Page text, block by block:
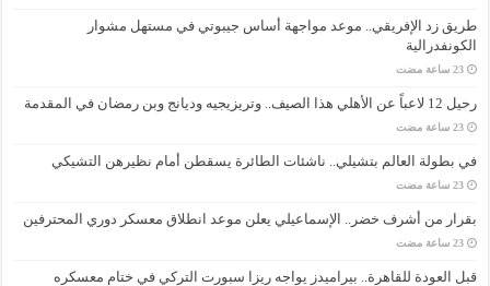
طريق زد الإفريقي.. موعد مواجهة أساس جيبوتي في مستهل مشوار
الكونفدرالية
‏23 ساعة مضت
رحيل 12 لاعباً عن الأهلي هذا الصيف.. وتريزيجيه وديانج وبن رمضان في المقدمة
‏23 ساعة مضت
في بطولة العالم بتشيلي.. ناشئات الطائرة يسقطن أمام نظيرهن التشيكي
‏23 ساعة مضت
بقرار من أشرف خضر.. الإسماعيلي يعلن موعد انطلاق معسكر دوري المحترفين
‏23 ساعة مضت
قبل العودة للقاهرة.. بيراميدز يواجه ريزا سبورت التركي في ختام معسكره